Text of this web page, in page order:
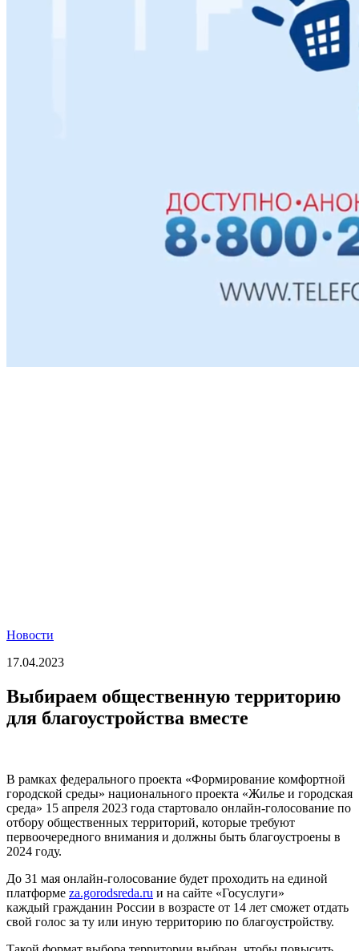
Новости
17.04.2023
Выбираем общественную территорию
для благоустройства вместе
В рамках федерального проекта «Формирование комфортной
городской среды» национального проекта «Жилье и городская
среда» 15 апреля 2023 года стартовало онлайн-голосование по
отбору общественных территорий, которые требуют
первоочередного внимания и должны быть благоустроены в
2024 году.
До 31 мая онлайн-голосование будет проходить на единой
платформе za.gorodsreda.ru и на сайте «Госуслуги»
каждый гражданин России в возрасте от 14 лет сможет отдать
свой голос за ту или иную территорию по благоустройству.